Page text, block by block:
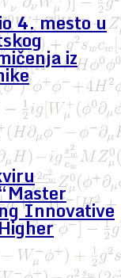
4. mesto u
iz
Innovative